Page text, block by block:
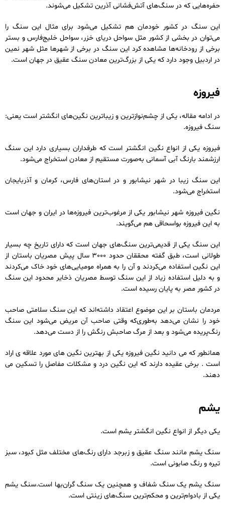
حفره‌هایی که در سنگ‌های آتش‌فشانی آذرین تشکیل می‌شوند.
این سنگ در کشور خودمان هم تشکیل می‌شود برای مثال این سنگ را
می‌توان در بخشی از کشور مثل سواحل دریای خزر، سواحل خلیج‌فارس و بستر
برخی از رودخانه‌ها مشاهده کرد این سنگ در برخی از شهرها مثل شهر نمین
در اردبیل وجود دارد که یکی از بزرگ‌ترین معادن سنگ عقیق در جهان است.
فیروزه
در ادامه مقاله، یکی از چشم‌نوازترین و زیباترین نگین‌های انگشتر است یعنی:
سنگ فیروزه.
فیروزه یکی از انواع نگین انگشتر است که طرفداران بسیاری دارد این سنگ
ارزشمند بارنگ آبی آسمانی به‌صورت مستقیم از معادن استخراج می‌شود.
این سنگ زیبا در شهر نیشابور و در استان‌های فارس، کرمان و آذربایجان
استخراج می‌شود.
نگین فیروزه شهر نیشابور یکی از مرغوب‌ترین فیروزه‌ها در ایران و جهان است
به این فیروزه بواسحاقی هم می‌گویند.
این سنگ یکی از قدیمی‌ترین سنگ‌های جهان است که دارای تاریخ چه بسیار
طولانی است، طبق گفته محققان حدود 3000 سال پیش مصریان باستان از
این نگین استفاده می‌کردند و آن را به همراه مومیایی‌های خود خاک می‌کردند
و به دلیل استفاده زیاد از این سنگ توسط مصریان ذخایر محدود این سنگ
در کشور مصر به پایان رسیده است.
مردمان باستان بر این موضوع اعتقاد داشته‌اند که این سنگ سلامتی صاحب
خود را نشان می‌دهد به‌طوری‌که وقتی صاحب آن مریض می‌شود این سنگ
رنگ‌پریده می‌شود و بعد از مرگ صاحبش رنگش را از دست می‌دهد.
همانطور که می دانید نگین فیروزه یکی از بهترین نگین های مورد علاقه ی اراد
است . برخی عقیده دارند که این نگین درد و مشکلات مفاصل را تسکین می
دهند.
یشم
یکی دیگر از انواع نگین انگشتر یشم است.
سنگ یشم مانند سنگ عقیق و زبرجد دارای رنگ‌های مختلف مثل کبود، سبز
تیره و رنگ صابونی است.
سنگ یشم یک سنگ شفاف و همچنین یک سنگ گران‌بها است.سنگ یشم
یکی از بادوام‌ترین و محکم‌ترین سنگ‌های زینتی است.